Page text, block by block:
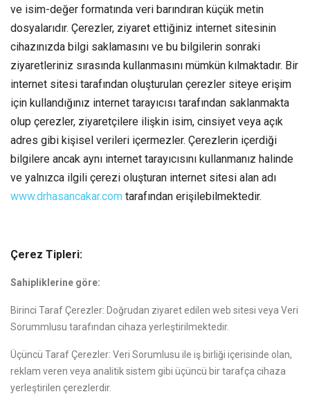
ve isim-değer formatında veri barındıran küçük metin
dosyalarıdır. Çerezler, ziyaret ettiğiniz internet sitesinin
cihazınızda bilgi saklamasını ve bu bilgilerin sonraki
ziyaretleriniz sırasında kullanmasını mümkün kılmaktadır. Bir
internet sitesi tarafından oluşturulan çerezler siteye erişim
için kullandığınız internet tarayıcısı tarafından saklanmakta
olup çerezler, ziyaretçilere ilişkin isim, cinsiyet veya açık
adres gibi kişisel verileri içermezler. Çerezlerin içerdiği
bilgilere ancak aynı internet tarayıcısını kullanmanız halinde
ve yalnızca ilgili çerezi oluşturan internet sitesi alan adı
www.drhasancakar.com tarafından erişilebilmektedir.
Çerez Tipleri:
Sahipliklerine göre:
Birinci Taraf Çerezler: Doğrudan ziyaret edilen web sitesi veya Veri
Sorummlusu tarafından cihaza yerleştirilmektedir.
Üçüncü Taraf Çerezler: Veri Sorumlusu ile iş birliği içerisinde olan,
reklam veren veya analitik sistem gibi üçüncü bir tarafça cihaza
yerleştirilen çerezlerdir.